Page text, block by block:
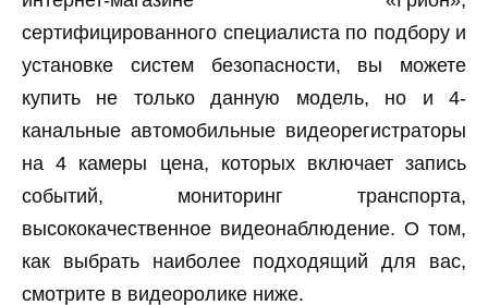
сертифицированного специалиста по подбору и
установке систем безопасности, вы можете
купить не только данную модель, но и 4-
канальные автомобильные видеорегистраторы
на 4 камеры цена, которых включает запись
событий, мониторинг транспорта,
высококачественное видеонаблюдение. О том,
как выбрать наиболее подходящий для вас,
смотрите в видеоролике ниже.